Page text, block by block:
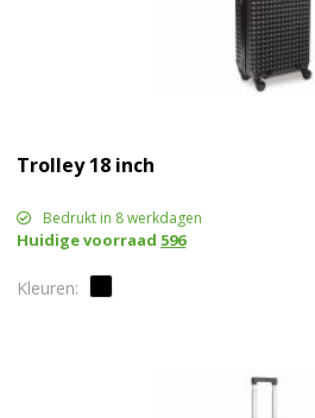
Trolley 18 inch
Bedrukt in 8 werkdagen
Huidige voorraad 596